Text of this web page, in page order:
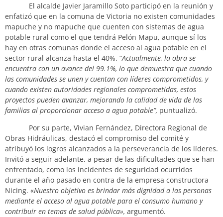
El alcalde Javier Jaramillo Soto participó en la reunión y
enfatizó que en la comuna de Victoria no existen comunidades
mapuche y no mapuche que cuenten con sistemas de agua
potable rural como el que tendrá Pelón Mapu, aunque sí los
hay en otras comunas donde el acceso al agua potable en el
sector rural alcanza hasta el 40%. “Actualmente, la obra se
encuentra con un avance del 99.1%, lo que demuestra que cuando
las comunidades se unen y cuentan con líderes comprometidos, y
cuando existen autoridades regionales comprometidas, estos
proyectos pueden avanzar, mejorando la calidad de vida de las
familias al proporcionar acceso a agua potable”, puntualizó.
Por su parte, Vivian Fernández, Directora Regional de
Obras Hidráulicas, destacó el compromiso del comité y
atribuyó los logros alcanzados a la perseverancia de los líderes.
Invitó a seguir adelante, a pesar de las dificultades que se han
enfrentado, como los incidentes de seguridad ocurridos
durante el año pasado en contra de la empresa constructora
Nicing. «Nuestro objetivo es brindar más dignidad a las personas
mediante el acceso al agua potable para el consumo humano y
contribuir en temas de salud pública», argumentó.